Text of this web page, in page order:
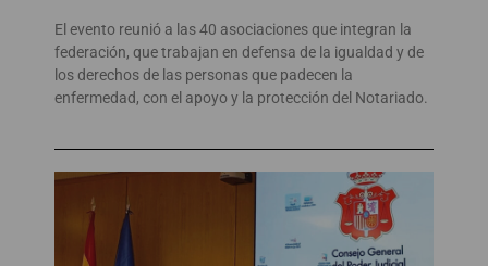
El evento reunió a las 40 asociaciones que integran la
federación, que trabajan en defensa de la igualdad y de
los derechos de las personas que padecen la
enfermedad, con el apoyo y la protección del Notariado.